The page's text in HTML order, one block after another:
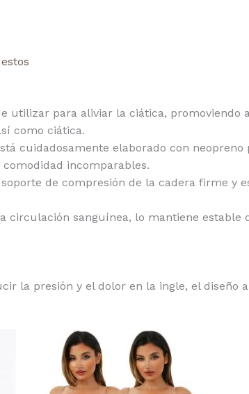
utilizar para aliviar la ciática, promoviendo
como ciática.
cuidadosamente elaborado con
incomparables.
de compresión de la cadera firme y
circulación sanguínea, lo mantiene estable
la presión y el dolor en la ingle, el diseño
Este
producto
tiene
múltiples